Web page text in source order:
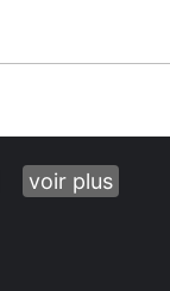
voir plus